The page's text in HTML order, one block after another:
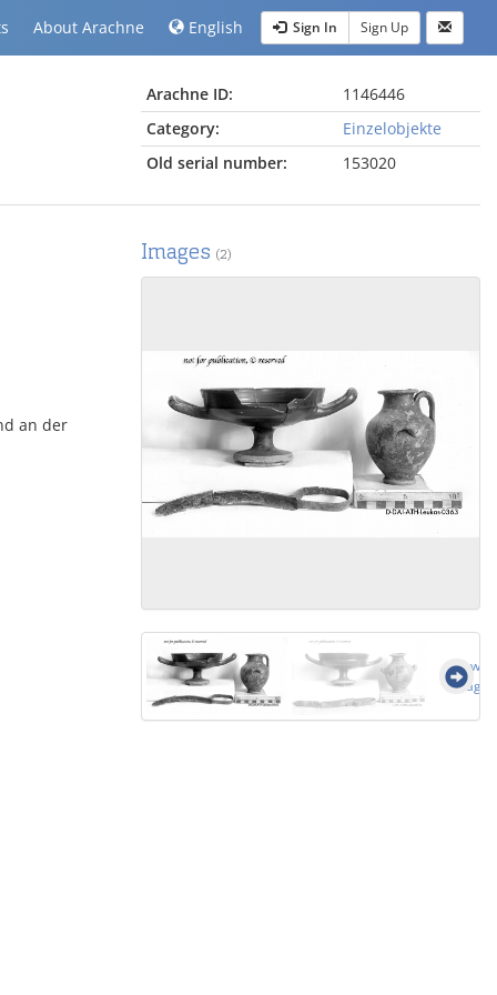
About Arachne English Sign In Sign Up
Arachne ID:
1146446
Category:
Einzelobjekte
Old serial number:
153020
an der
Images (2)
Show all
images